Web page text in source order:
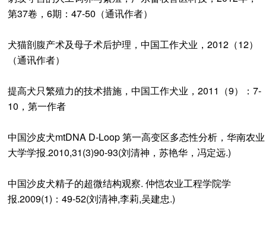
第37卷，6期：47-50（通讯作者）
犬猫剖腹产术及母子术后护理，中国工作犬业，2012（12）
（通讯作者）
提高犬只繁殖力的技术措施，中国工作犬业，2011（9）：7-
10，第一作者
中国沙皮犬mtDNA D-Loop 第一高变区多态性分析，华南农业
大学学报.2010,31(3)90-93(刘清神，苏艳华，冯定远.)
中国沙皮犬精子的超微结构观察. 仲恺农业工程学院学
报.2009(1)：49-52(刘清神,李莉,吴建忠.)